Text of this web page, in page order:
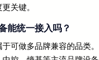
关键。
能统一接入吗？
于可做多品牌兼容的品类